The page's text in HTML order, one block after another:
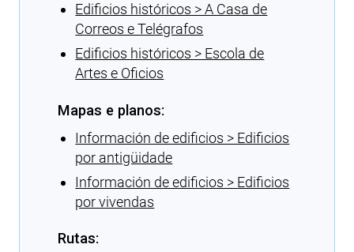
Edificios históricos > A Casa de
Correos e Telégrafos
Edificios históricos > Escola de
Artes e Oficios
Mapas e planos:
Información de edificios > Edificios
por antigüidade
Información de edificios > Edificios
por vivendas
Rutas: